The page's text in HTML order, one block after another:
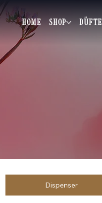
HOME SHOP DÜFTE
Dispenser